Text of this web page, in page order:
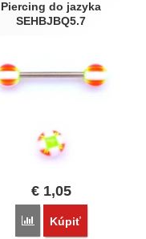
Piercing do jazyka
SEHBJBQ5.7
€1,05
Porovnať
Kúpiť